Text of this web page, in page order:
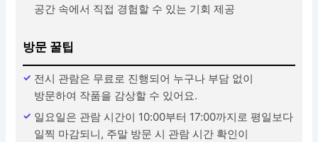
공간 속에서 직접 경험할 수 있는 기회 제공
방문 꿀팁
전시 관람은 무료로 진행되어 누구나 부담 없이
방문하여 작품을 감상할 수 있어요.
일요일은 관람 시간이 10:00부터 17:00까지로 평일보다
일찍 마감되니, 주말 방문 시 관람 시간 확인이